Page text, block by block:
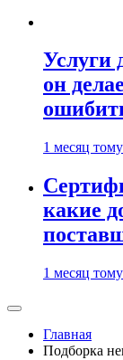
Услуги
он
1 месяц
какие
1 месяц
Главная
Подборка